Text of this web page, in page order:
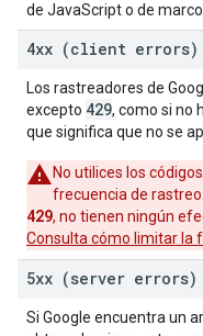
de JavaScript o de
4xx (client errors)
Los rastreadores de
excepto 429, como si no
que significa que no se
No utilices los
frecuencia de
429, no tienen ningún
Consulta cómo limitar la
5xx (server errors)
Si Google encuentra un